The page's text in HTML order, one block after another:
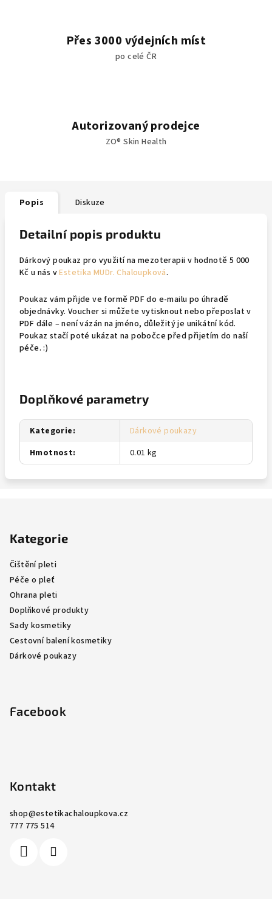
Přes 3000 výdejních míst
po celé ČR
Autorizovaný prodejce
ZO® Skin Health
Popis Diskuze
Detailní popis produktu
Dárkový poukaz pro využití na mezoterapii v hodnotě 5 000
Kč u nás vEstetika MUDr. Chaloupková.
Poukaz vám přijde ve formě PDF do e-mailu po úhradě
objednávky. Voucher si můžete vytisknout nebo přeposlat v
PDF dále – není vázán na jméno, důležitý je unikátní kód.
Poukaz stačí poté ukázat na pobočce před přijetím do naší
péče. :)
Doplňkové parametry
Kategorie:
Dárkové poukazy
Hmotnost: 0.01 kg
Kategorie
Čištění pleti
Péče o pleť
Ohrana pleti
Doplňkové produkty
Sady kosmetiky
Cestovní balení kosmetiky
Dárkové poukazy
Facebook
Kontakt
shop@estetikachaloupkova.cz
777 775 514